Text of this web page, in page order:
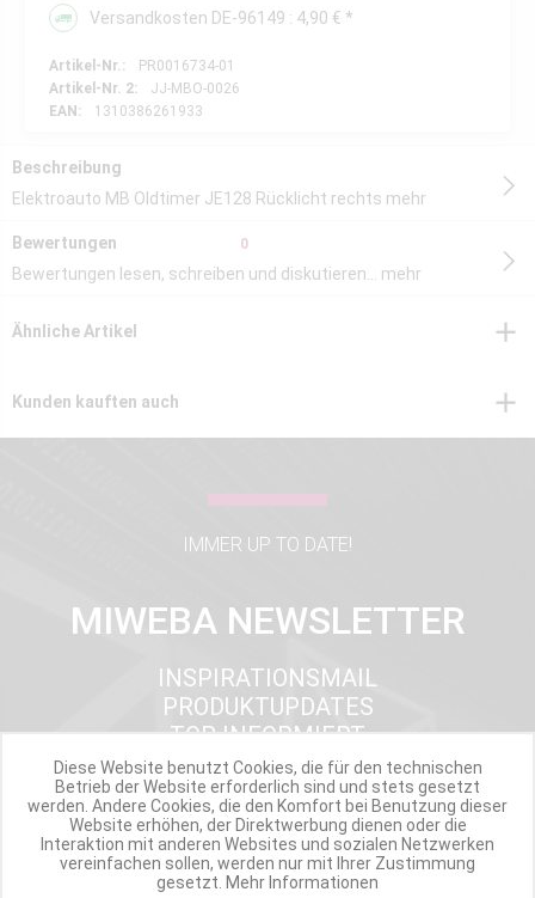
Versandkosten DE-96149 : 4,90 € *
Artikel-Nr.:
PR0016734-01
Artikel-Nr. 2:
JJ-MBO-0026
EAN:
1310386261933
Beschreibung
Elektroauto MB Oldtimer JE128 Rücklicht rechts mehr
Bewertungen 0
Bewertungen lesen, schreiben und diskutieren... mehr
Ähnliche Artikel
Kunden kauften auch
IMMER UP TO DATE!
MIWEBA NEWSLETTER
INSPIRATIONSMAIL
PRODUKTUPDATES
TOP INFORMIERT
ANGEBOTE
Werde Teil der Miweba Community!
Diese Website benutzt Cookies, die für den technischen
Betrieb der Website erforderlich sind und stets gesetzt
werden. Andere Cookies, die den Komfort bei Benutzung dieser
Website erhöhen, der Direktwerbung dienen oder die
Interaktion mit anderen Websites und sozialen Netzwerken
vereinfachen sollen, werden nur mit Ihrer Zustimmung
gesetzt. Mehr Informationen